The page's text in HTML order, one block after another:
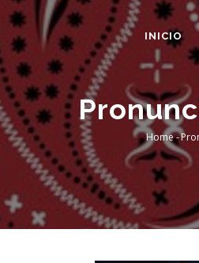
MAIN
NAVIGATION
INICIO
Home-